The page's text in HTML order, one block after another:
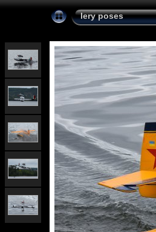
lery poses